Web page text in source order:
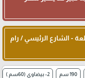
- الشارع الرئيسي / رام
190 سم 2- بيضاوي (60سم )